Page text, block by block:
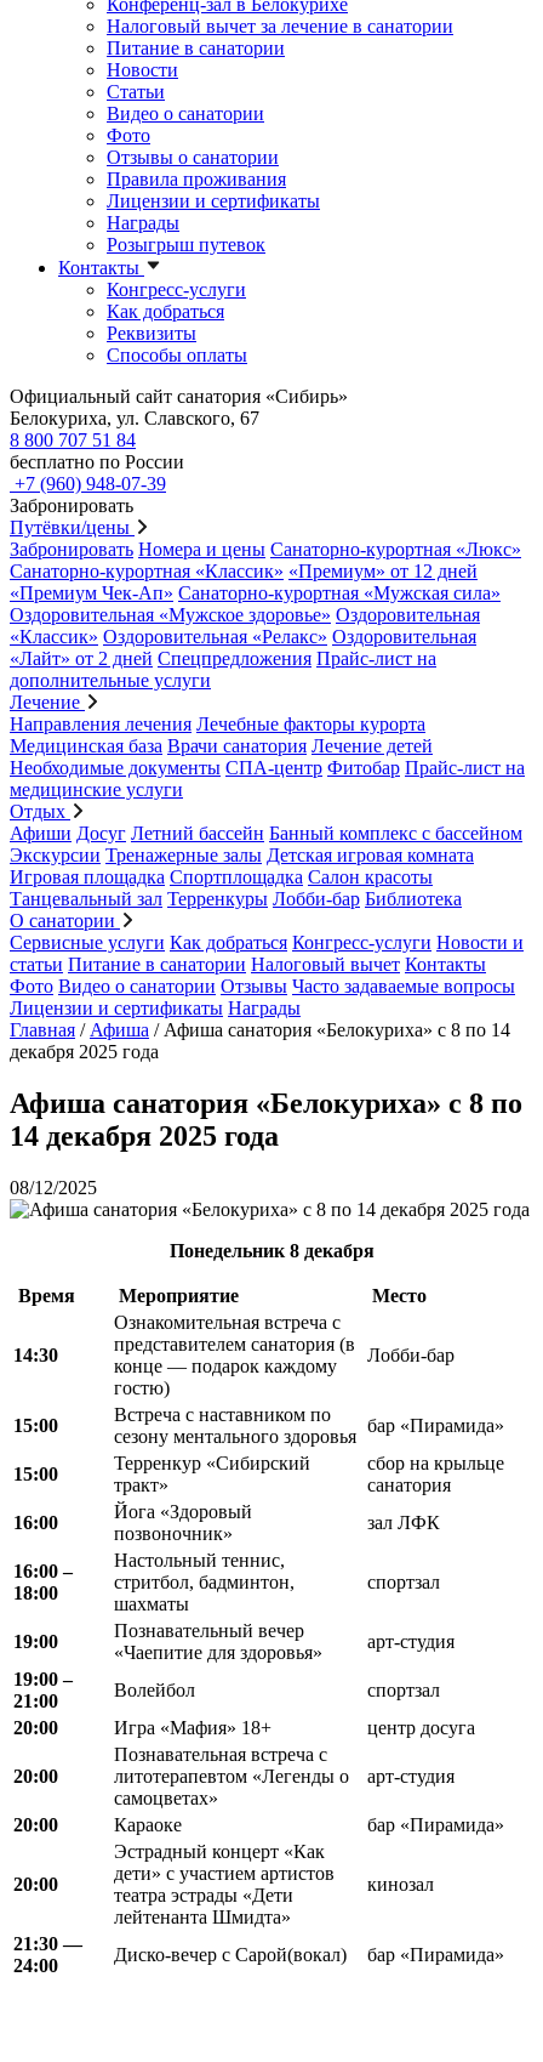
Конференц-зал в Белокурихе
Налоговый вычет за лечение в санатории
Питание в санатории
Новости
Статьи
Видео о санатории
Фото
Отзывы о санатории
Правила проживания
Лицензии и сертификаты
Награды
Розыгрыш путевок
Контакты
Конгресс-услуги
Как добраться
Реквизиты
Способы оплаты
Официальный сайт санатория «Сибирь»
Белокуриха, ул. Славского, 67
8 800 707 51 84
бесплатно по России
+7 (960) 948-07-39
Забронировать
Путёвки/цены
Забронировать Номера и цены Санаторно-курортная «Люкс»
Санаторно-курортная «Классик» «Премиум» от 12 дней
«Премиум Чек-Ап» Санаторно-курортная «Мужская сила»
Оздоровительная «Мужское здоровье» Оздоровительная
«Классик» Оздоровительная «Релакс» Оздоровительная
«Лайт» от 2 дней Спецпредложения Прайс-лист на
дополнительные услуги
Лечение
Направления лечения Лечебные факторы курорта
Медицинская база Врачи санатория Лечение детей
Необходимые документы СПА-центр Фитобар Прайс-лист на
медицинские услуги
Отдых
Афиши Досуг Летний бассейн Банный комплекс с бассейном
Экскурсии Тренажерные залы Детская игровая комната
Игровая площадка Спортплощадка Салон красоты
Танцевальный зал Терренкуры Лобби-бар Библиотека
О санатории
Сервисные услуги Как добраться Конгресс-услуги Новости и
статьи Питание в санатории Налоговый вычет Контакты
Фото Видео о санатории Отзывы Часто задаваемые вопросы
Лицензии и сертификаты Награды
Главная / Афиша / Афиша санатория «Белокуриха» с 8 по 14
декабря 2025 года
Афиша санатория «Белокуриха» с 8 по
14 декабря 2025 года
08/12/2025
Понедельник8 декабря
Время Мероприятие Место
14:30
Ознакомительная встреча с
представителем санатория (в
конце — подарок каждому
гостю)
Лобби-бар
15:00
Встреча с наставником по
сезону ментального здоровья
бар «Пирамида»
15:00
Терренкур «Сибирский
тракт»
сбор на крыльце
санатория
16:00
Йога «Здоровый
позвоночник»
зал ЛФК
16:00 –
18:00
Настольный теннис,
стритбол, бадминтон,
шахматы
спортзал
19:00
Познавательный вечер
«Чаепитие для здоровья»
арт-студия
19:00 –
21:00
Волейбол
спортзал
20:00
Игра «Мафия» 18+ центр досуга
20:00
Познавательная встреча с
литотерапевтом «Легенды о
самоцветах»
арт-студия
20:00 Караоке бар «Пирамида»
20:00
Эстрадный концерт «Как
дети» с участием артистов
театра эстрады «Дети
лейтенанта Шмидта»
кинозал
21:30 —
24:00
Диско-вечер с Сарой(вокал) бар «Пирамида»